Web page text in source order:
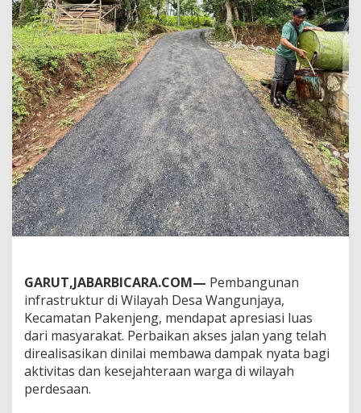
S
a
m
p
a
i
k
a
n
T
e
r
i
m
a
K
i
,
P
e
a
n
GARUT,JABARBICARA.COM— Pembangunan
infrastruktur di Wilayah Desa Wangunjaya,
Kecamatan Pakenjeng, mendapat apresiasi luas
dari masyarakat. Perbaikan akses jalan yang telah
direalisasikan dinilai membawa dampak nyata bagi
aktivitas dan kesejahteraan warga di wilayah
perdesaan.